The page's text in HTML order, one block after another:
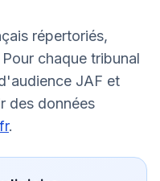
répertoriés,
chaque tribunal
JAF et
des données
.